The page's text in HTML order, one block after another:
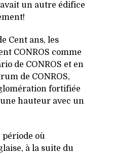
un autre édifice
Cent ans, les
CONROS comme
de CONROS et en
de CONROS,
fortifiée
hauteur avec un
période où
à la suite du